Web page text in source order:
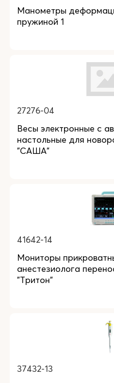
Манометры
пружиной 1
27276-04
Весы электронные с
настольные для
"САША"
41642-14
Мониторы
анестезиолога
"Тритон"
37432-13